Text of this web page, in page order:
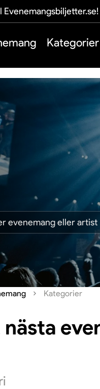
Kategorier
Kategorier